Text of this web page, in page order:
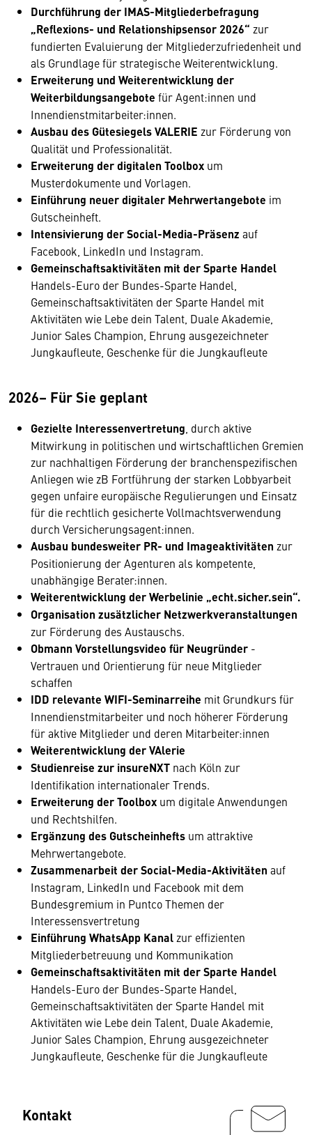
Durchführung der IMAS-Mitgliederbefragung
„Reflexions- und Relationshipsensor 2026“ zur
fundierten Evaluierung der Mitgliederzufriedenheit und
als Grundlage für strategische Weiterentwicklung.
Erweiterung und Weiterentwicklung der
Weiterbildungsangebote für Agent:innen und
Innendienstmitarbeiter:innen.
Ausbau des Gütesiegels VALERIE zur Förderung von
Qualität und Professionalität.
Erweiterung der digitalen Toolbox um
Musterdokumente und Vorlagen.
Einführung neuer digitaler Mehrwertangebote im
Gutscheinheft.
Intensivierung der Social-Media-Präsenz auf
Facebook, LinkedIn und Instagram.
Gemeinschaftsaktivitäten mit der Sparte Handel
Handels-Euro der Bundes-Sparte Handel,
Gemeinschaftsaktivitäten der Sparte Handel mit
Aktivitäten wie Lebe dein Talent, Duale Akademie,
Junior Sales Champion, Ehrung ausgezeichneter
Jungkaufleute, Geschenke für die Jungkaufleute
2026– Für Sie geplant
Gezielte Interessenvertretung , durch aktive
Mitwirkung in politischen und wirtschaftlichen Gremien
zur nachhaltigen Förderung der branchenspezifischen
Anliegen wie zB Fortführung der starken Lobbyarbeit
gegen unfaire europäische Regulierungen und Einsatz
für die rechtlich gesicherte Vollmachtsverwendung
durch Versicherungsagent:innen.
Ausbau bundesweiter PR- und Imageaktivitäten zur
Positionierung der Agenturen als kompetente,
unabhängige Berater:innen.
Weiterentwicklung der Werbelinie „echt.sicher.sein“.
Organisation zusätzlicher Netzwerkveranstaltungen
zur Förderung des Austauschs.
Obmann Vorstellungsvideo für Neugründer -
Vertrauen und Orientierung für neue Mitglieder
schaffen
IDD relevante WIFI-Seminarreihe mit Grundkurs für
Innendienstmitarbeiter und noch höherer Förderung
für aktive Mitglieder und deren Mitarbeiter:innen
Weiterentwicklung der VAlerie
Studienreise zur insureNXT nach Köln zur
Identifikation internationaler Trends.
Erweiterung der Toolbox um digitale Anwendungen
und Rechtshilfen.
Ergänzung des Gutscheinhefts um attraktive
Mehrwertangebote.
Zusammenarbeit der Social-Media-Aktivitäten auf
Instagram, LinkedIn und Facebook mit dem
Bundesgremium in Puntco Themen der
Interessensvertretung
Einführung WhatsApp Kanal zur effizienten
Mitgliederbetreuung und Kommunikation
Gemeinschaftsaktivitäten mit der Sparte Handel
Handels-Euro der Bundes-Sparte Handel,
Gemeinschaftsaktivitäten der Sparte Handel mit
Aktivitäten wie Lebe dein Talent, Duale Akademie,
Junior Sales Champion, Ehrung ausgezeichneter
Jungkaufleute, Geschenke für die Jungkaufleute
Kontakt